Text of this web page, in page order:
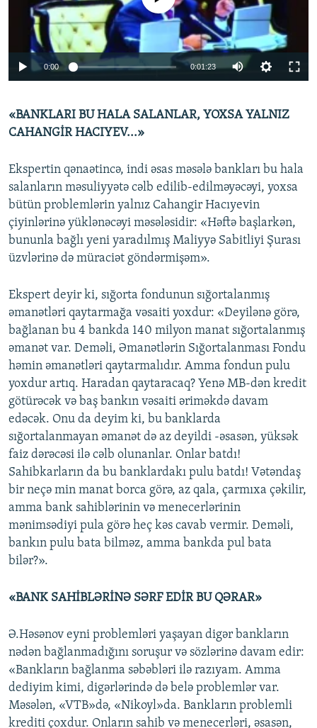
0:00 0:01:23
«BANKLARI BU HALA SALANLAR, YOXSA YALNIZ
CAHANGİR HACIYEV...»
Ekspertin qənaətincə, indi əsas məsələ bankları bu hala
salanların məsuliyyətə cəlb edilib-edilməyəcəyi, yoxsa
bütün problemlərin yalnız Cahangir Hacıyevin
çiyinlərinə yüklənəcəyi məsələsidir: «Həftə başlarkən,
bununla bağlı yeni yaradılmış Maliyyə Sabitliyi Şurası
üzvlərinə də müraciət göndərmişəm».
Ekspert deyir ki, sığorta fondunun sığortalanmış
əmanətləri qaytarmağa vəsaiti yoxdur: «Deyilənə görə,
bağlanan bu 4 bankda 140 milyon manat sığortalanmış
əmanət var. Deməli, Əmanətlərin Sığortalanması Fondu
həmin əmanətləri qaytarmalıdır. Amma fondun pulu
yoxdur artıq. Haradan qaytaracaq? Yenə MB-dən kredit
götürəcək və baş bankın vəsaiti əriməkdə davam
edəcək. Onu da deyim ki, bu banklarda
sığortalanmayan əmanət də az deyildi -əsasən, yüksək
faiz dərəcəsi ilə cəlb olunanlar. Onlar batdı!
Sahibkarların da bu banklardakı pulu batdı! Vətəndaş
bir neçə min manat borca görə, az qala, çarmıxa çəkilir,
amma bank sahiblərinin və menecerlərinin
mənimsədiyi pula görə heç kəs cavab vermir. Deməli,
bankın pulu bata bilməz, amma bankda pul bata
bilər?».
«BANK SAHİBLƏRİNƏ SƏRF EDİR BU QƏRAR»
Ə.Həsənov eyni problemləri yaşayan digər bankların
nədən bağlanmadığını soruşur və sözlərinə davam edir:
«Bankların bağlanma səbəbləri ilə razıyam. Amma
dediyim kimi, digərlərində də belə problemlər var.
Məsələn, «VTB»də, «Nikoyl»da. Bankların problemli
krediti çoxdur. Onların sahib və menecerləri, əsasən,